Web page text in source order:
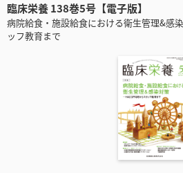
臨床栄養 138巻5号【電子版】
病院給食・施設給食における衛生管理&感
ッフ教育まで